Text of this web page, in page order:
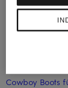
Bikinis für
Boleros für
Cowboy Boots